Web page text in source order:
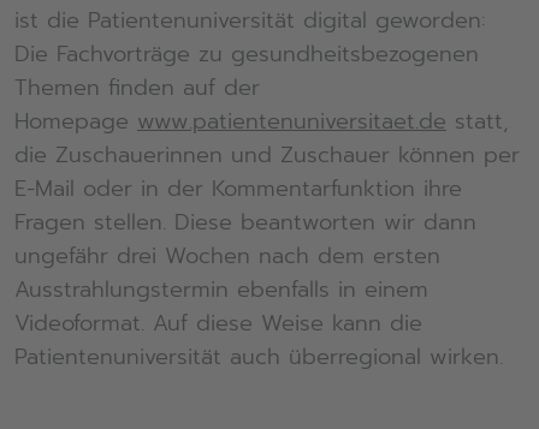
ist die Patientenuniversität digital geworden:
Die Fachvorträge zu gesundheitsbezogenen
Themen finden auf der
Homepage www.patientenuniversitaet.destatt,
die Zuschauerinnen und Zuschauer können per
E-Mail oder in der Kommentarfunktion ihre
Fragen stellen. Diese beantworten wir dann
ungefähr drei Wochen nach dem ersten
Ausstrahlungstermin ebenfalls in einem
Videoformat. Auf diese Weise kann die
Patientenuniversität auch überregional wirken.